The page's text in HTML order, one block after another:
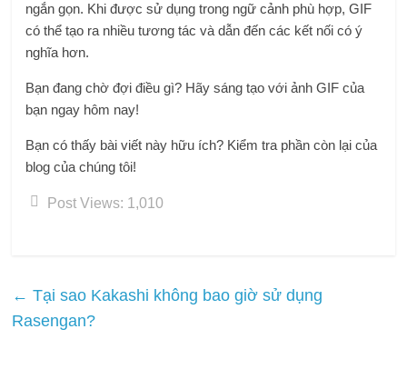
ngắn gọn. Khi được sử dụng trong ngữ cảnh phù hợp, GIF
có thể tạo ra nhiều tương tác và dẫn đến các kết nối có ý
nghĩa hơn.
Bạn đang chờ đợi điều gì? Hãy sáng tạo với ảnh GIF của
bạn ngay hôm nay!
Bạn có thấy bài viết này hữu ích? Kiểm tra phần còn lại của
blog của chúng tôi!
Post Views: 1,010
← Tại sao Kakashi không bao giờ sử dụng
Rasengan?